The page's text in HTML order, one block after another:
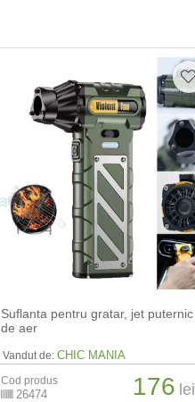
Suflanta pentru gratar, jet puternic
de aer
Vandut de: CHIC MANIA
Cod produs
26474 176 lei